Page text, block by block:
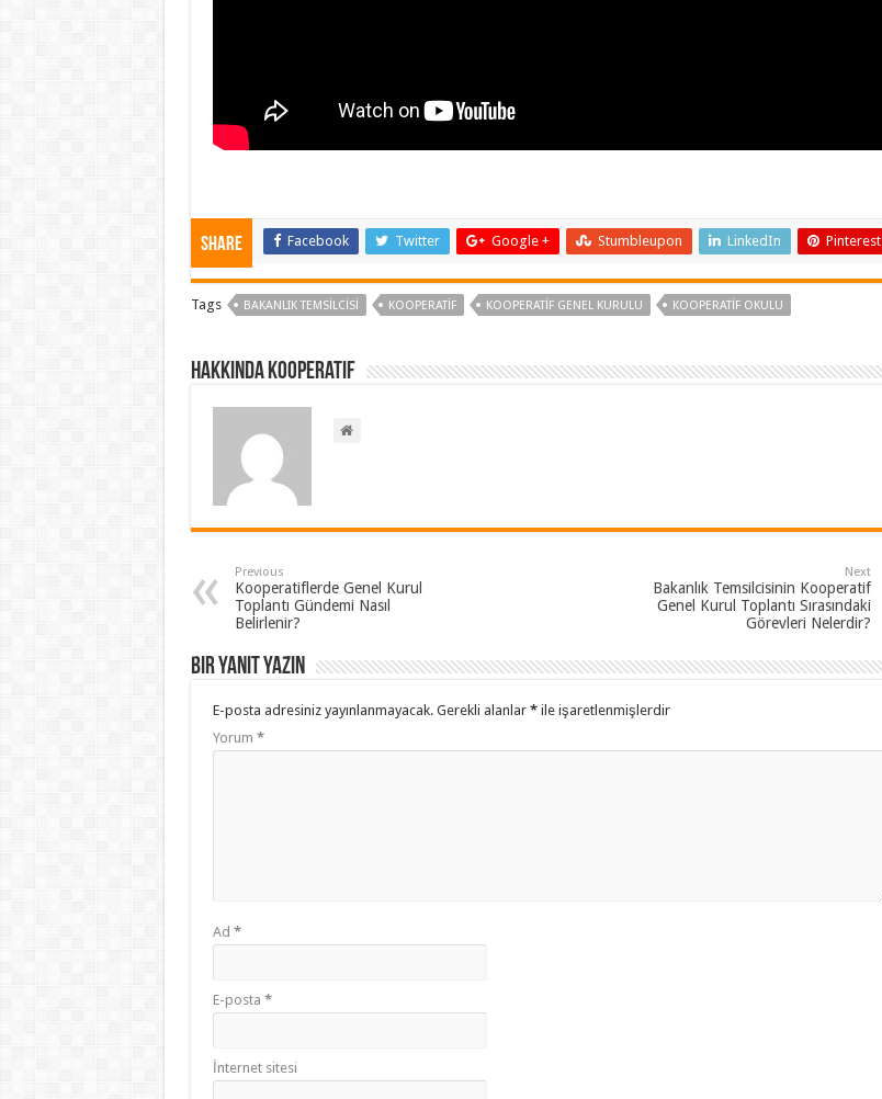
Share Facebook Twitter Google + Stumbleupon LinkedIn Pinterest
Tags BAKANLIK TEMSILCISI KOOPERATIF KOOPERATIF GENEL KURULU KOOPERATIF OKULU
Hakkında kooperatif
Previous
Kooperatiflerde Genel Kurul
Toplantı Gündemi Nasıl
Belirlenir?
Next
Bakanlık Temsilcisinin Kooperatif
Genel Kurul Toplantı Sırasındaki
Görevleri Nelerdir?
Bir yanıt yazın
E-posta adresiniz yayınlanmayacak. Gerekli alanlar *ile işaretlenmişlerdir
Yorum *
Ad *
E-posta *
İnternet sitesi